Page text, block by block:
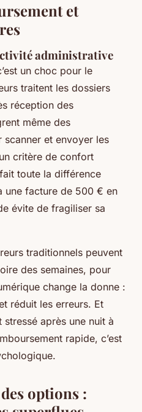
et
administrative
un choc pour le
traitent les dossiers
réception des
même des
et envoyer les
critère de confort
toute la différence
une facture de 500 € en
évite de fragiliser sa
traditionnels peuvent
des semaines, pour
change la donne :
réduit les erreurs. Et
après une nuit à
rapide, c’est
options :